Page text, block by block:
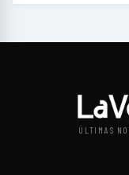
ÚLTIMAS